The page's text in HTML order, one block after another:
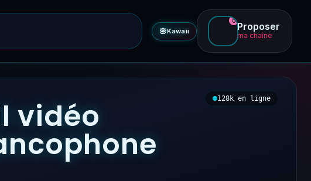
🌸Kawaii
0 Proposer
ma chaîne
vidéo 128k en ligne